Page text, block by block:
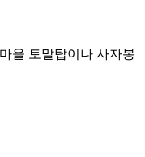
을 토말탑이나 사자봉